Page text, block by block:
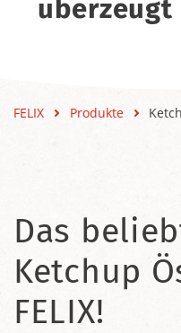
überzeugt
FELIX Produkte
Das
Ketchup
FELIX!